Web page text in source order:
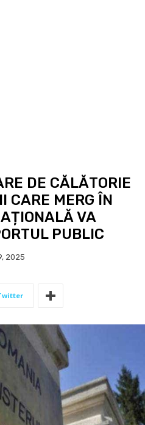
DE CĂLĂTORIE
CARE MERG ÎN
VA
PUBLIC
2025